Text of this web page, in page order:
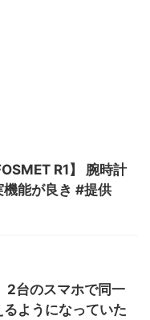
R1】 腕時計
機能が良き #提供
台のスマホで同一
ようになっていた